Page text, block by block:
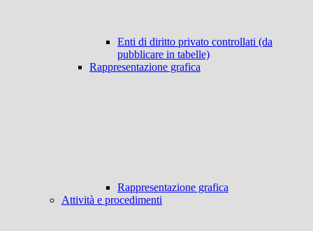
Enti di diritto privato controllati (da
pubblicare in tabelle)
Rappresentazione grafica
Rappresentazione grafica
Attività e procedimenti